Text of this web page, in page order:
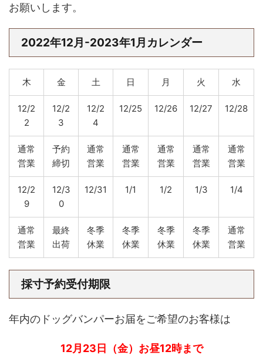
お願いします。
2022年12月-2023年1月カレンダー
木 金 土 日 月 火 水
12/2
2
12/2
3
12/2
4
12/25 12/26 12/27 12/28
通常
営業
予約
締切
通常
営業
通常
営業
通常
営業
通常
営業
通常
営業
12/2
9
12/3
0
12/31 1/1 1/2 1/3 1/4
通常
営業
最終
出荷
冬季
休業
冬季
休業
冬季
休業
冬季
休業
通常
営業
採寸予約受付期限
年内のドッグバンパーお届をご希望のお客様は
12月23日（金）お昼12時まで